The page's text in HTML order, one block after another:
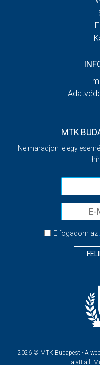
MTK
Ne maradjon le egy
Elfogadom az
2026 © MTK Budapest - A
alatt áll.